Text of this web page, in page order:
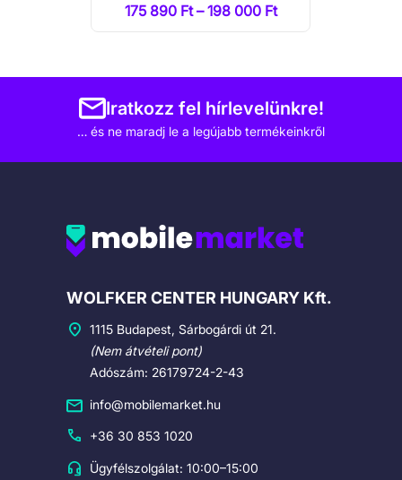
175 890 Ft – 198 000 Ft
Iratkozz fel hírlevelünkre!
… és ne maradj le a legújabb termékeinkről
Cégadatok
WOLFKER CENTER HUNGARY Kft.
1115 Budapest, Sárbogárdi út 21.
(Nem átvételi pont)
Adószám: 26179724-2-43
info@mobilemarket.hu
+36 30 853 1020
Ügyfélszolgálat: 10:00–15:00